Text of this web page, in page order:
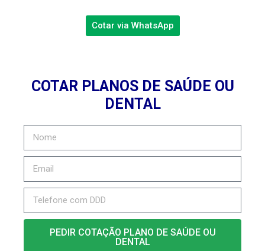
Cotar via WhatsApp
COTAR PLANOS DE SAÚDE OU
DENTAL
PEDIR COTAÇÃO PLANO DE SAÚDE OU
DENTAL